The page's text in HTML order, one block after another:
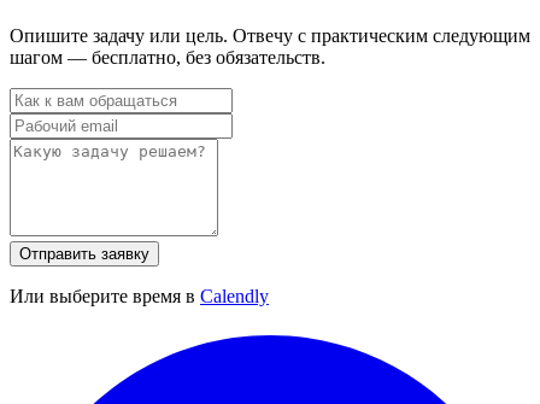
Опишите задачу или цель. Отвечу с практическим следующим
шагом — бесплатно, без обязательств.
Отправить заявку
Или выберите время в Calendly